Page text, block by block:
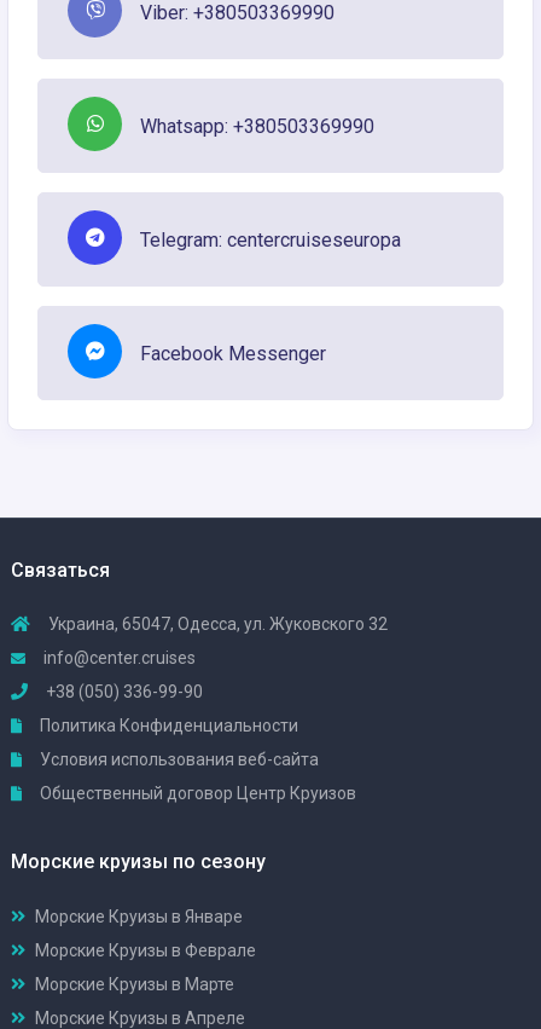
Viber: +380503369990
Whatsapp: +380503369990
Telegram: centercruiseseuropa
Facebook Messenger
Связаться
Украина, 65047, Одесса, ул. Жуковского 32
info@center.cruises
+38 (050) 336-99-90
Политика Конфиденциальности
Условия использования веб-сайта
Общественный договор Центр Круизов
Морские круизы по сезону
Морские Круизы в Январе
Морские Круизы в Феврале
Морские Круизы в Марте
Морские Круизы в Апреле